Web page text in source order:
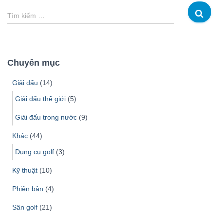
T
ì
ế
Tìm kiếm …
Chuyên mục
Giải đấu (14)
Giải đấu thế giới (5)
Giải đấu trong nước (9)
Khác (44)
Dụng cụ golf (3)
Kỹ thuật (10)
Phiên bản (4)
Sân golf (21)